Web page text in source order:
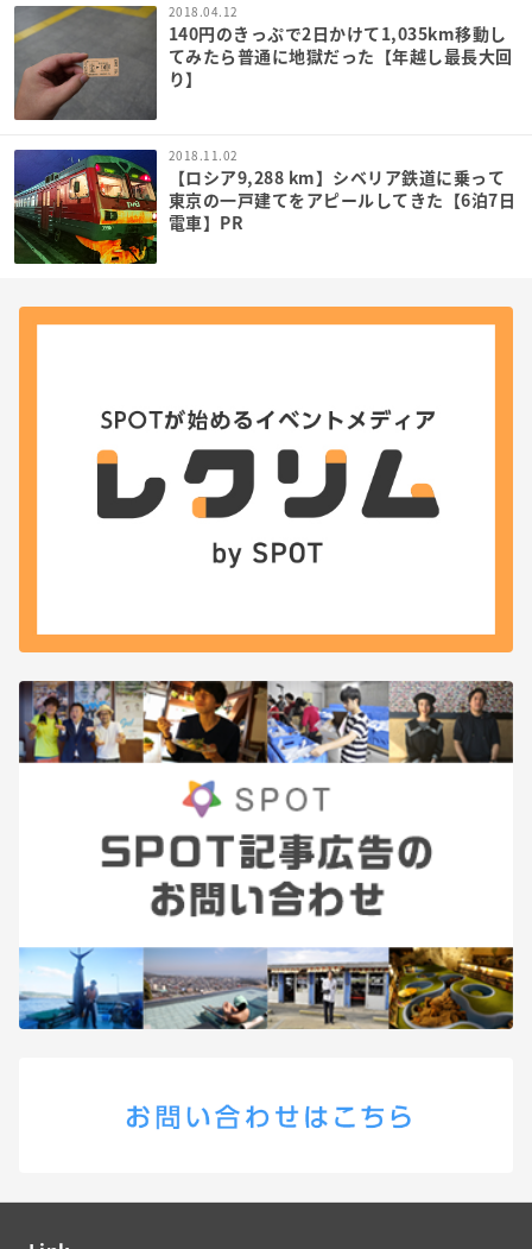
2018.04.12
140円のきっぷで2日かけて1,035km移動し
てみたら普通に地獄だった【年越し最長大回
り】
2018.11.02
【ロシア9,288 km】シベリア鉄道に乗って
東京の一戸建てをアピールしてきた【6泊7日
電車】PR